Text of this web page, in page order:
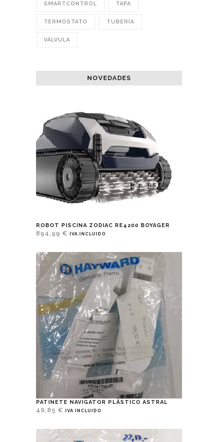
SMARTCONTROL TAPA
TERMOSTATO TUBERÍA
VÁLVULA
NOVEDADES
ROBOT PISCINA ZODIAC RE4200 BOYAGER
894,99 € IVA INCLUIDO
PATINETE NAVIGATOR PLÁSTICO ASTRAL
46,85 € IVA INCLUIDO